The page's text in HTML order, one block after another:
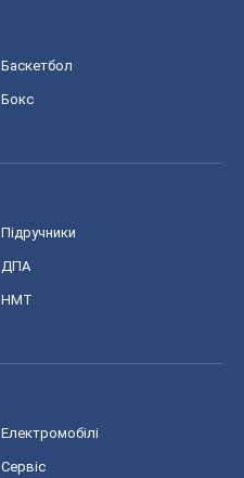
Баскетбол
Бокс
Підручники
ДПА
НМТ
Електромобілі
Сервіс